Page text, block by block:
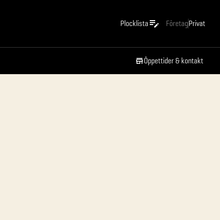
Plocklista FöretagPrivat
Öppettider & kontakt